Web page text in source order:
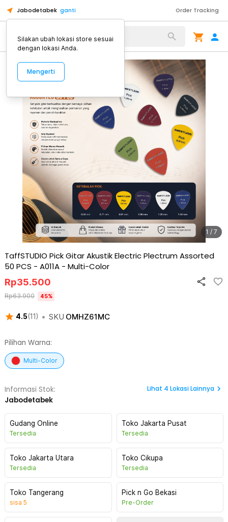
Jabodetabek ganti Order Tracking
Alat Kopi
1 / 7
TaffSTUDIO Pick Gitar Akustik Electric Plectrum Assorted
50 PCS - A011A - Multi-Color
4.5(11 ) • SKU OMHZ61MC
Rp35.500
Rp63.900 45%
Pilihan Warna:
Multi-Color
Informasi Stok:
Jabodetabek
Lihat 4 Lokasi Lainnya
Gudang Online
Tersedia
Toko Jakarta Pusat
Tersedia
Toko Jakarta Utara
Tersedia
Toko Cikupa
Tersedia
Toko Tangerang
sisa 5
Pick n Go Bekasi
Pre-Order
Silakan ubah lokasi store sesuai
dengan lokasi Anda.
Mengerti